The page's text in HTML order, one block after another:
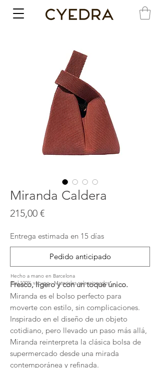
Miranda Caldera
215,00 €Precio
Entrega estimada en 15 días
Pedido anticipado
Fresco, ligero y con un toque único.
Miranda es el bolso perfecto para
moverte con estilo, sin complicaciones.
Inspirado en el diseño de un objeto
cotidiano, pero llevado un paso más allá,
Miranda reinterpreta la clásica bolsa de
supermercado desde una mirada
contemporánea y refinada.
Hecho a mano en Barcelona
Piel 100% vacuno · Materiales seleccionados